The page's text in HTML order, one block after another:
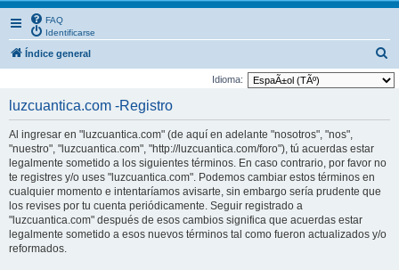
FAQ
Identificarse
Índice general
u
Idioma:
luzcuantica.com -Registro
Al ingresar en "luzcuantica.com" (de aquí en adelante "nosotros", "nos",
"nuestro", "luzcuantica.com", "http://luzcuantica.com/foro"), tú acuerdas estar
legalmente sometido a los siguientes términos. En caso contrario, por favor no
te registres y/o uses "luzcuantica.com". Podemos cambiar estos términos en
cualquier momento e intentaríamos avisarte, sin embargo sería prudente que
los revises por tu cuenta periódicamente. Seguir registrado a
"luzcuantica.com" después de esos cambios significa que acuerdas estar
legalmente sometido a esos nuevos términos tal como fueron actualizados y/o
reformados.